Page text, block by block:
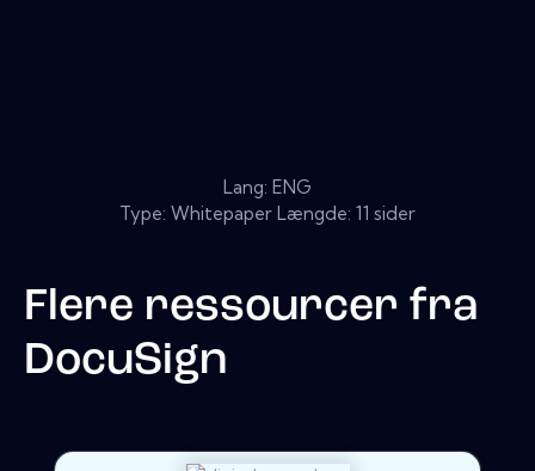
Lang: ENG
Type: Whitepaper Længde: 11 sider
Flere ressourcer fra
DocuSign